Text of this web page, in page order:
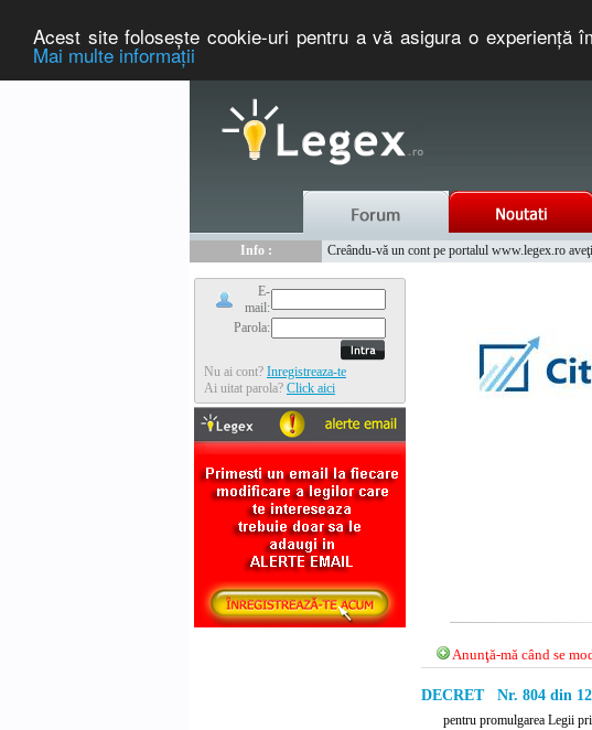
Acest site foloseşte cookie-uri pentru a vă asigura o experienţă
Mai multe informaţii
Info :
Creându-vă un cont pe portalul www.legex.ro
E-
mail:
Parola:
Nu ai cont? Inregistreaza-te
Ai uitat parola? Click aici
Anunţă-mă când se
DECRET Nr. 804 din
pentru promulgarea Legii